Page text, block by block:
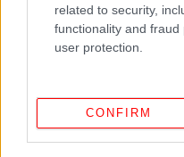
related to security,
functionality and
user protection.
CONFIRM